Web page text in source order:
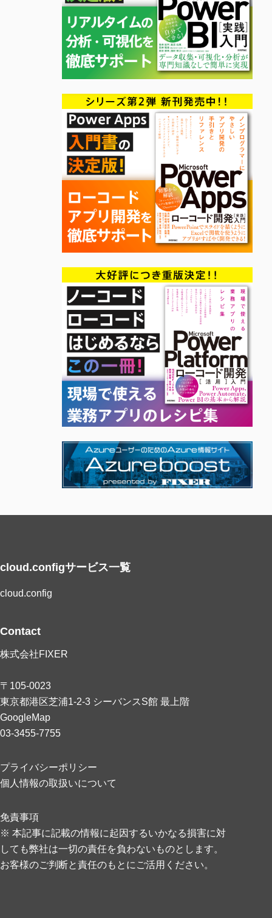
cloud.configサービス一覧
cloud.config
Contact
株式会社FIXER
〒105-0023
東京都港区芝浦1-2-3 シーバンスS館 最上階
GoogleMap
03-3455-7755
プライバシーポリシー
個人情報の取扱いについて
免責事項
※ 本記事に記載の情報に起因するいかなる損害に対
しても弊社は一切の責任を負わないものとします。
お客様のご判断と責任のもとにご活用ください。